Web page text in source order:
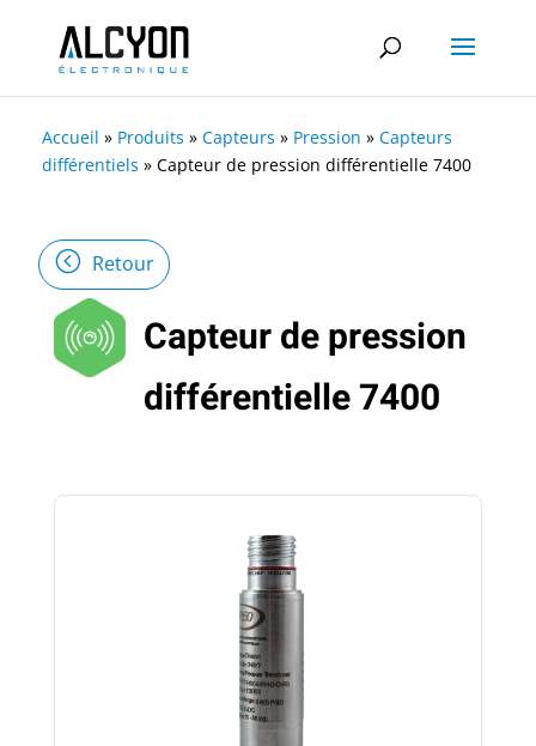
Accueil » Produits » Capteurs » Pression » Capteurs
différentiels » Capteur de pression différentielle 7400
Retour
Capteur de pression
différentielle 7400